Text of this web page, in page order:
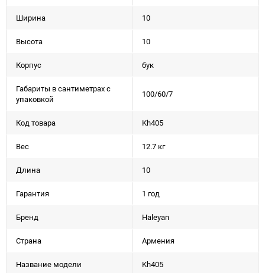
Ширина 10
Высота 10
Корпус бук
Габариты в сантиметрах с
упаковкой
100/60/7
Код товара Kh405
Вес 12.7 кг
Длина 10
Гарантия 1 год
Бренд Haleyan
Страна Армения
Название модели Kh405